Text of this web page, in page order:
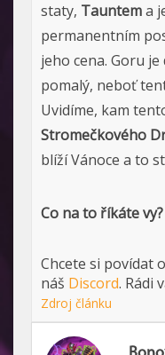
staty, Tauntema
permanentním
jeho cena. Goru je
pomalý, neboť
Uvidíme, kam
Stromečkového
blíží Vánoce a to
Co na to říkáte
Chcete si povídat
náš Discord. Rádi
Zdroj článku